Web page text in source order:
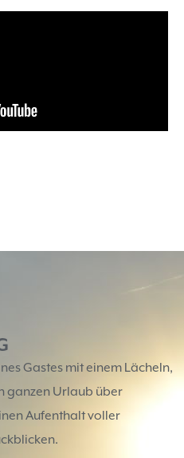
Gastes mit einem Lächeln,
ganzen Urlaub über
Aufenthalt voller